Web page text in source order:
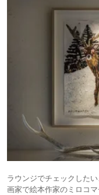
ラウンジでチェックした
画家で絵本作家のミロコ